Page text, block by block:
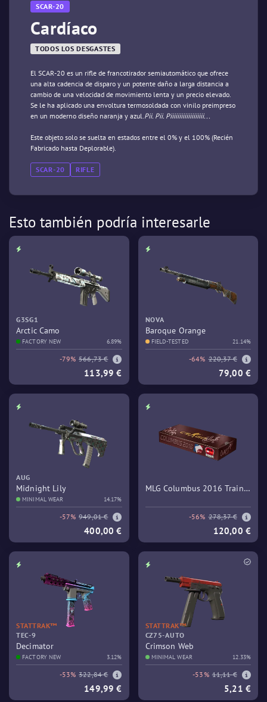
SCAR-20
Cardíaco
TODOS LOS DESGASTES
El SCAR-20 es un rifle de francotirador semiautomático que ofrece
una alta cadencia de disparo y un potente daño a larga distancia a
cambio de una velocidad de movimiento lenta y un precio elevado.
Se le ha aplicado una envoltura termosoldada con vinilo preimpreso
en un moderno diseño naranja y azul.Pii. Pii. Piiiiiiiiiiiiiiiiiii...
Este objeto solo se suelta en estados entre el 0% y el 100% (Recién
Fabricado hasta Deplorable).
SCAR-20 RIFLE
Esto también podría interesarle
G3SG1
Arctic Camo
FACTORY NEW 6.89%
-79% 566,73 €
113,99 €
NOVA
Baroque Orange
FIELD-TESTED 21.14%
-64% 220,37 €
79,00 €
AUG
Midnight Lily
MINIMAL WEAR 14.17%
-57% 949,01 €
400,00 €
MLG Columbus 2016 Train
-56% 278,37 €
120,00 €
STATTRAK™
TEC-9
Decimator
FACTORY NEW 3.12%
-53% 322,84 €
149,99 €
STATTRAK™
CZ75-AUTO
Crimson Web
MINIMAL WEAR 12.33%
-53% 11,11 €
5,21 €